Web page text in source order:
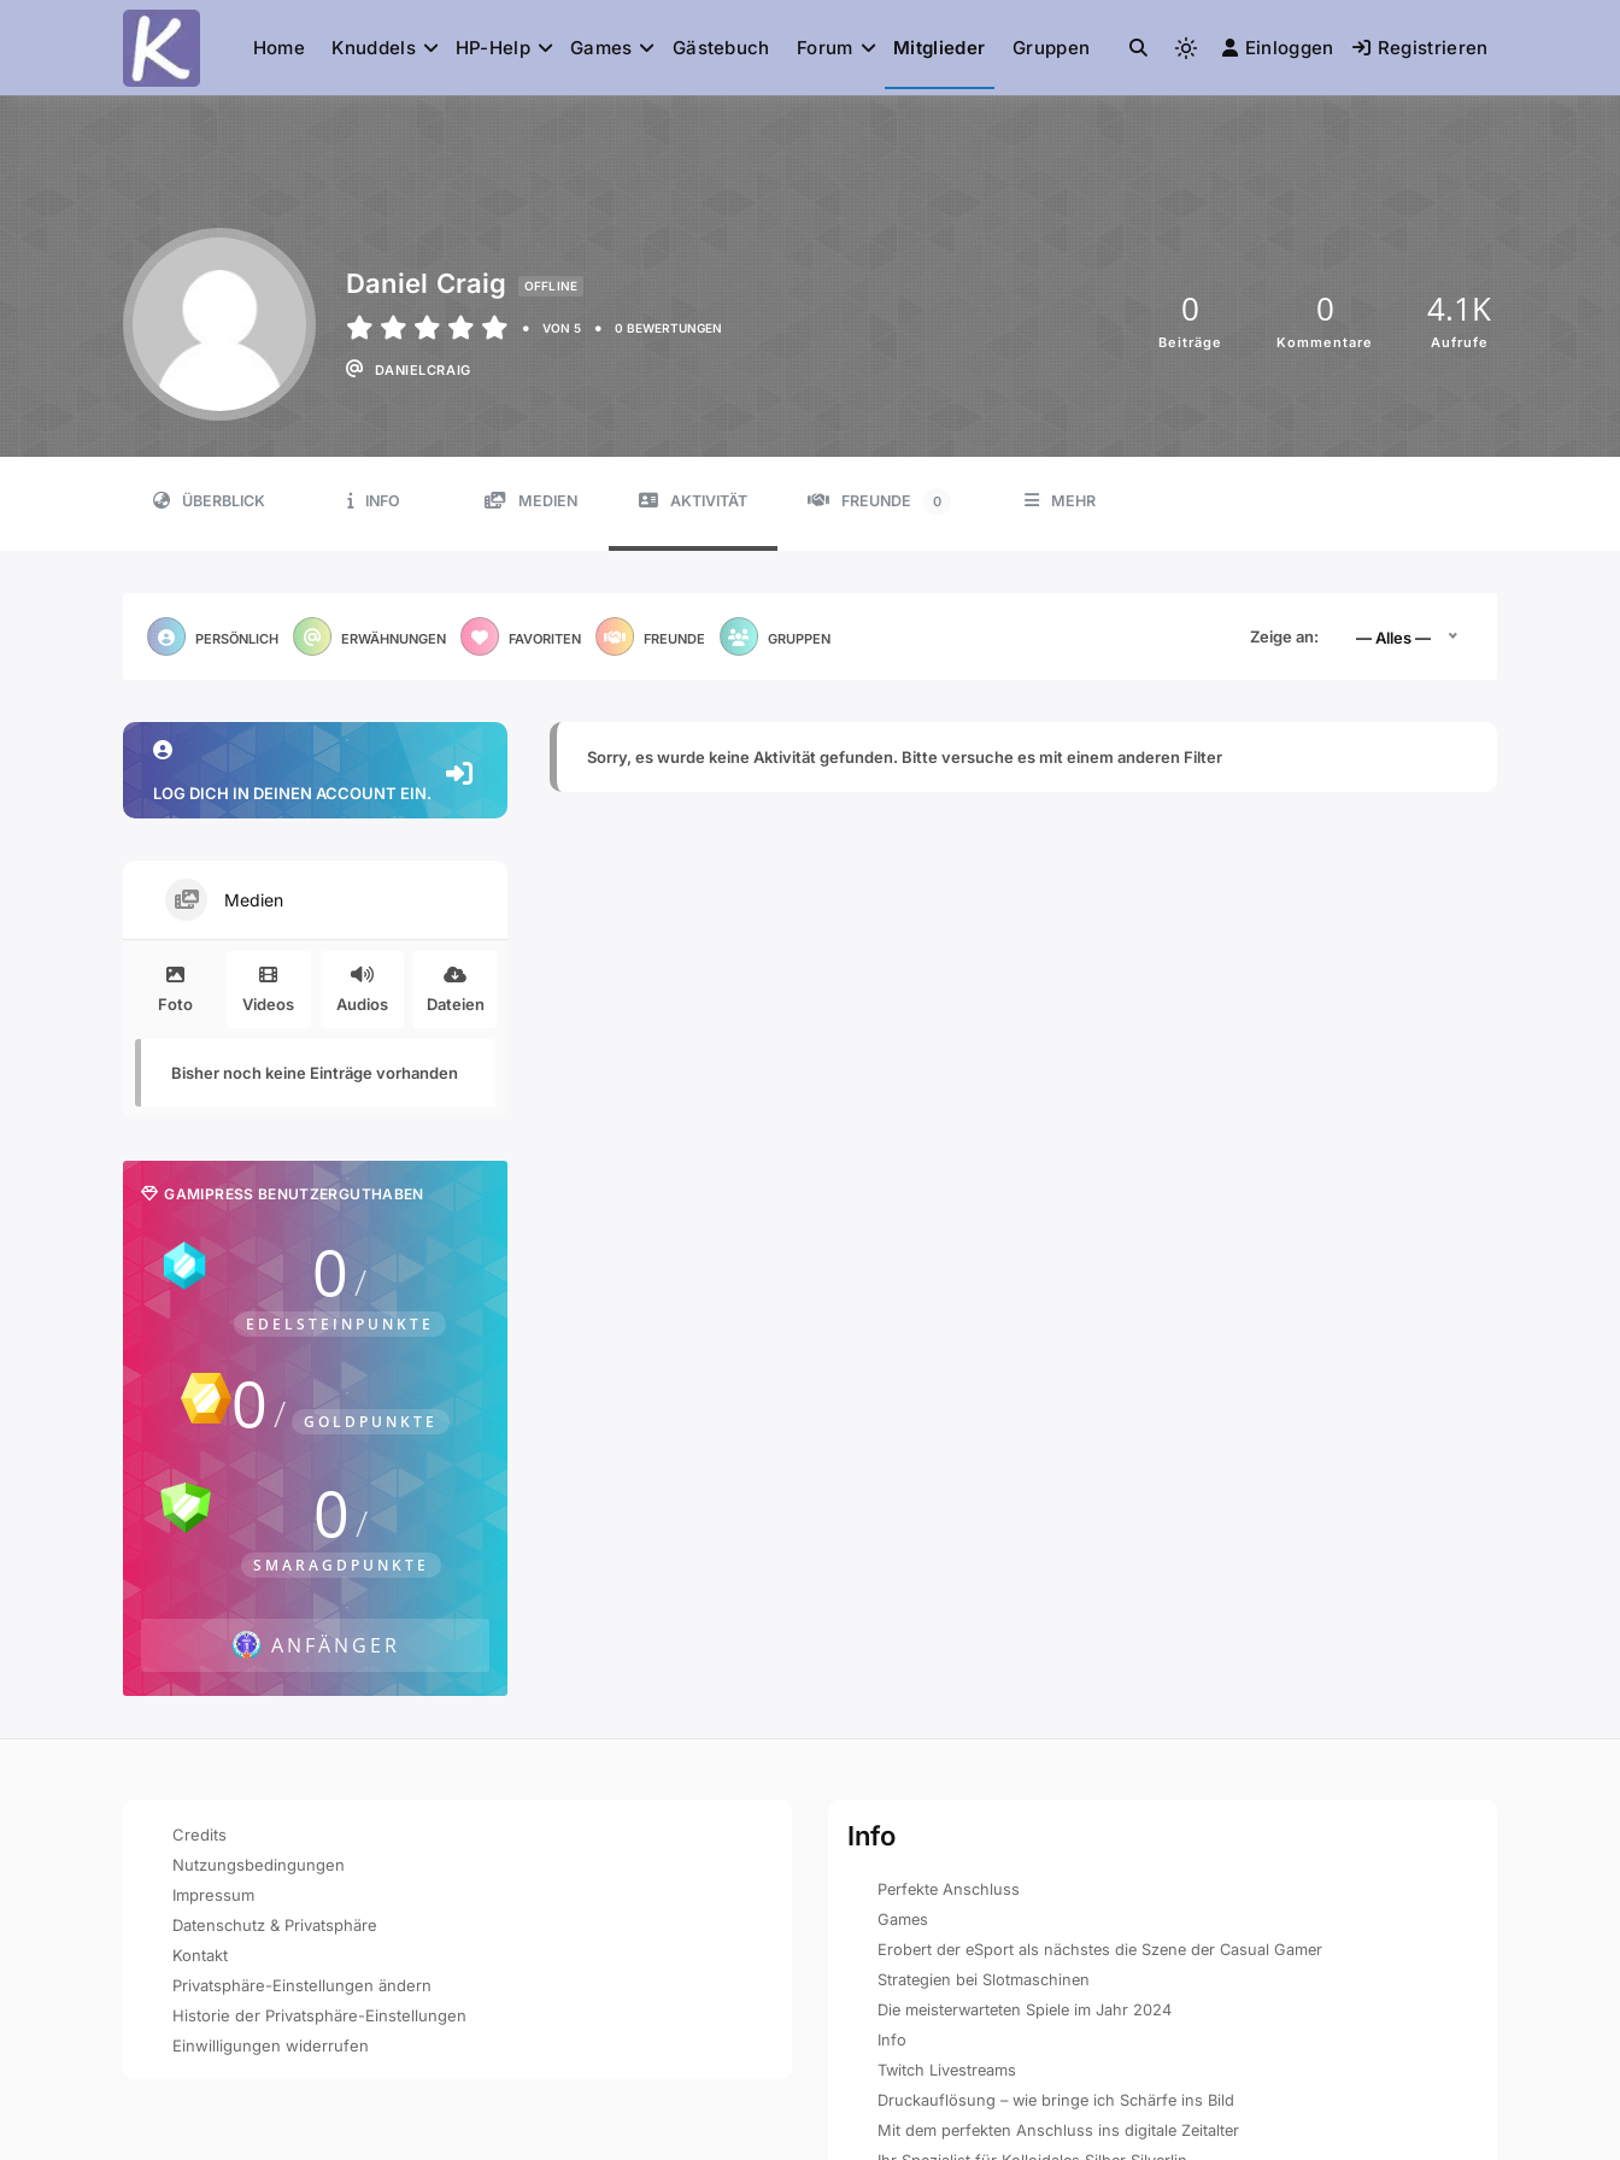
Knuddelesel.de
die Community
Home Knuddels HP-Help Games Gästebuch Forum Mitglieder Gruppen Einloggen Registrieren
Daniel Craig OFFLINE
• VON 5 • 0 BEWERTUNGEN
DANIELCRAIG
0
Beiträge
0
Kommentare
4.1K
Aufrufe
ÜBERBLICK INFO MEDIEN AKTIVITÄT FREUNDE 0 MEHR
PERSÖNLICH ERWÄHNUNGEN FAVORITEN FREUNDE GRUPPEN Zeige an: — Alles —
Sorry, es wurde keine Aktivität gefunden. Bitte versuche es mit einem anderen Filter
LOG DICH IN DEINEN ACCOUNT EIN.
Medien
Foto Videos Audios Dateien
Bisher noch keine Einträge vorhanden
GAMIPRESS BENUTZERGUTHABEN
0
EDELSTEINPUNKTE
0 GOLDPUNKTE
0
SMARAGDPUNKTE
ANFÄNGER
Credits
Nutzungsbedingungen
Impressum
Datenschutz & Privatsphäre
Kontakt
Privatsphäre-Einstellungen ändern
Historie der Privatsphäre-Einstellungen
Einwilligungen widerrufen
Info
Perfekte Anschluss
Games
Erobert der eSport als nächstes die Szene der Casual Gamer
Strategien bei Slotmaschinen
Die meisterwarteten Spiele im Jahr 2024
Info
Twitch Livestreams
Druckauflösung – wie bringe ich Schärfe ins Bild
Mit dem perfekten Anschluss ins digitale Zeitalter